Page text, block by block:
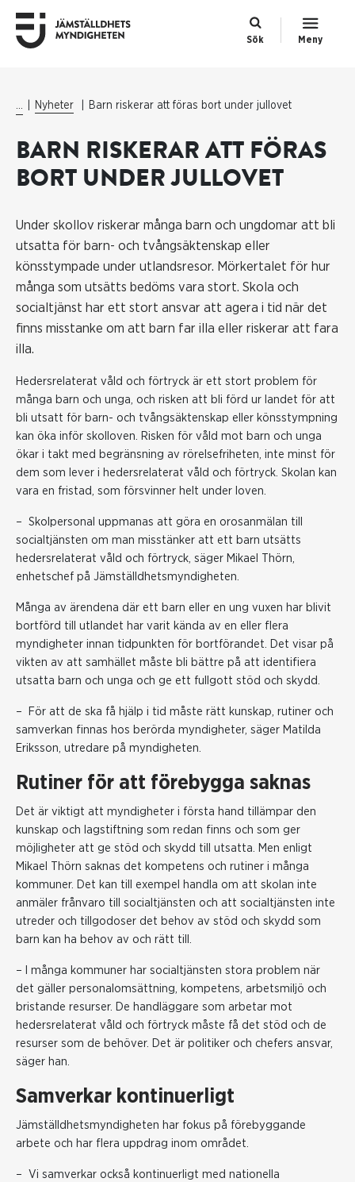
Sök Meny
... Nyheter Barn riskerar att föras bort under jullovet
BARN RISKERAR ATT FÖRAS
BORT UNDER JULLOVET
Under skollov riskerar många barn och ungdomar att bli
utsatta för barn- och tvångsäktenskap eller
könsstympade under utlandsresor. Mörkertalet för hur
många som utsätts bedöms vara stort. Skola och
socialtjänst har ett stort ansvar att agera i tid när det
finns misstanke om att barn far illa eller riskerar att fara
illa.
Hedersrelaterat våld och förtryck är ett stort problem för
många barn och unga, och risken att bli förd ur landet för att
bli utsatt för barn- och tvångsäktenskap eller könsstympning
kan öka inför skolloven. Risken för våld mot barn och unga
ökar i takt med begränsning av rörelsefriheten, inte minst för
dem som lever i hedersrelaterat våld och förtryck. Skolan kan
vara en fristad, som försvinner helt under loven.
– Skolpersonal uppmanas att göra en orosanmälan till
socialtjänsten om man misstänker att ett barn utsätts
hedersrelaterat våld och förtryck, säger Mikael Thörn,
enhetschef på Jämställdhetsmyndigheten.
Många av ärendena där ett barn eller en ung vuxen har blivit
bortförd till utlandet har varit kända av en eller flera
myndigheter innan tidpunkten för bortförandet. Det visar på
vikten av att samhället måste bli bättre på att identifiera
utsatta barn och unga och ge ett fullgott stöd och skydd.
– För att de ska få hjälp i tid måste rätt kunskap, rutiner och
samverkan finnas hos berörda myndigheter, säger Matilda
Eriksson, utredare på myndigheten.
Rutiner för att förebygga saknas
Det är viktigt att myndigheter i första hand tillämpar den
kunskap och lagstiftning som redan finns och som ger
möjligheter att ge stöd och skydd till utsatta. Men enligt
Mikael Thörn saknas det kompetens och rutiner i många
kommuner. Det kan till exempel handla om att skolan inte
anmäler frånvaro till socialtjänsten och att socialtjänsten inte
utreder och tillgodoser det behov av stöd och skydd som
barn kan ha behov av och rätt till.
– I många kommuner har socialtjänsten stora problem när
det gäller personalomsättning, kompetens, arbetsmiljö och
bristande resurser. De handläggare som arbetar mot
hedersrelaterat våld och förtryck måste få det stöd och de
resurser som de behöver. Det är politiker och chefers ansvar,
säger han.
Samverkar kontinuerligt
Jämställdhetsmyndigheten har fokus på förebyggande
arbete och har flera uppdrag inom området.
– Vi samverkar också kontinuerligt med nationella